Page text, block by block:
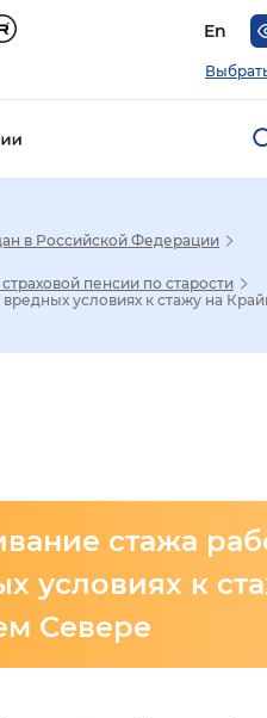
En
отображения
шрифта
между буквами
в Российской Федерации
пенсии по старости
условиях к стажу на
стажа
условиях к
Севере